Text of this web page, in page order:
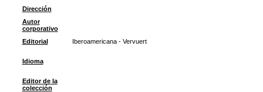
Dirección
Autor
corporativo
Editorial
Iberoamericana - Vervuert
Idioma
Editor de la
colección